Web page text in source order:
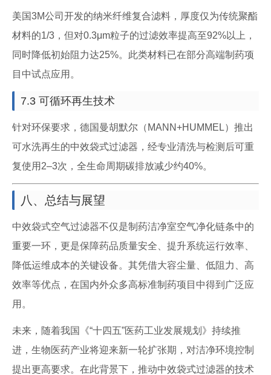
美国3M公司开发的纳米纤维复合滤料，厚度仅为传统聚酯
材料的1/3，但对0.3μm粒子的过滤效率提高至92%以上，
同时降低初始阻力达25%。此类材料已在部分高端制药项
目中试点应用。
7.3 可循环再生技术
针对环保要求，德国曼胡默尔（MANN+HUMMEL）推出
可水洗再生的中效袋式过滤器，经专业清洗与检测后可重
复使用2–3次，全生命周期碳排放减少约40%。
八、总结与展望
中效袋式空气过滤器不仅是制药洁净室空气净化链条中的
重要一环，更是保障药品质量安全、提升系统运行效率、
降低运维成本的关键设备。其凭借大容尘量、低阻力、高
效率等优点，在国内外众多高标准制药项目中得到广泛应
用。
未来，随着我国《“十四五”医药工业发展规划》持续推
进，生物医药产业将迎来新一轮扩张期，对洁净环境控制
提出更高要求。在此背景下，推动中效袋式过滤器的技术